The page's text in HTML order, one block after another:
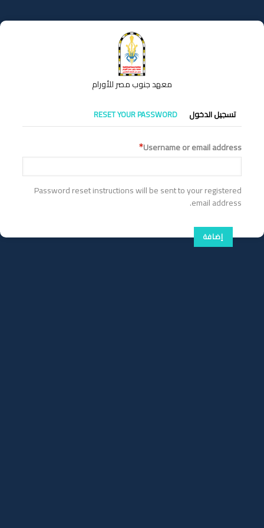
إلى
المحتوى
معهد جنوب مصر للأورام
التبويبات
الأساسية
تسجيل الدخول RESET YOUR PASSWORD
Username or email address
Password reset instructions will be sent to your registered
email address.